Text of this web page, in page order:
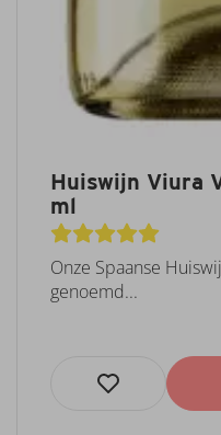
Huiswijn Viura
ml
Onze Spaanse
genoemd...